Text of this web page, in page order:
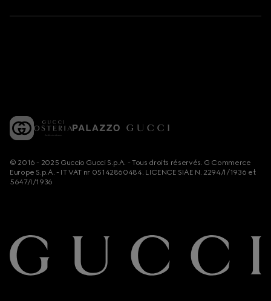
© 2016 - 2025 Guccio Gucci S.p.A. - Tous droits réservés. G Commerce
Europe S.p.A. - IT VAT nr 05142860484. LICENCE SIAE N. 2294/I/1936 et
5647/I/1936